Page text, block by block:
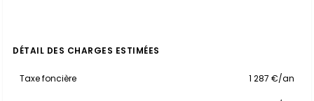
DÉTAIL DES CHARGES ESTIMÉES
Taxe foncière 1 287 €/an